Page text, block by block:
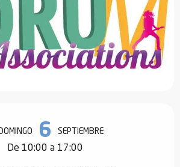
DOMINGO 6 SEPTIEMBRE
De 10:00 a 17:00